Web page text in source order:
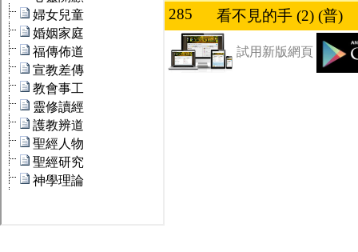
285
看不見的手 (2) (普)
試用新版網頁